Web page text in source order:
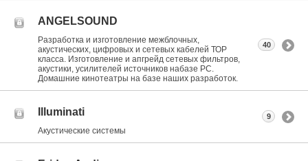
ANGELSOUND
Разработка и изготовление межблочных,
акустических, цифровых и сетевых кабелей ТОР
класса. Изготовление и апгрейд сетевых фильтров,
акустики, усилителей источников набазе РС.
Домашние кинотеатры на базе наших разработок.
40
Illuminati
Акустические системы
9